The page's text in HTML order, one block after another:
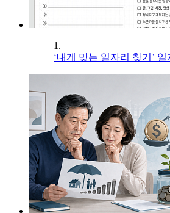
1.
‘내게 맞는 일자리 찾기’